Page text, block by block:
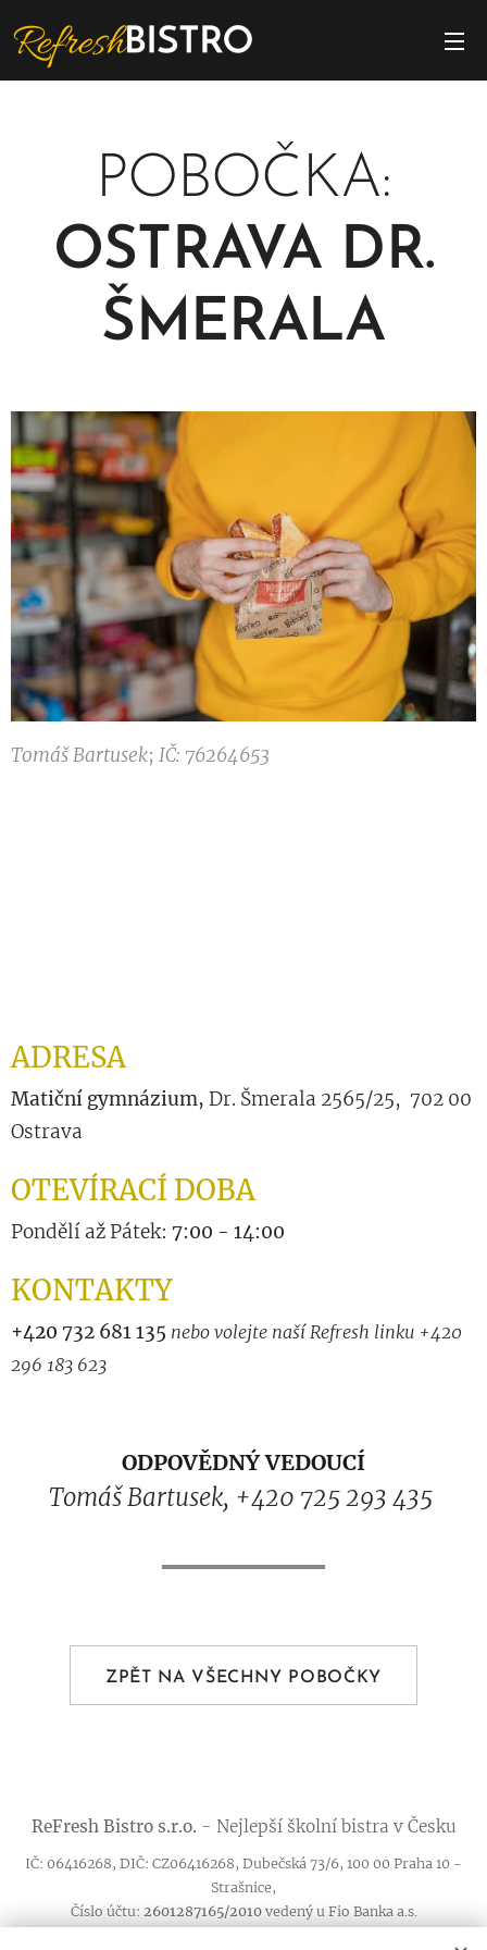
POBOČKA:
OSTRAVA DR.
ŠMERALA
Tomáš Bartusek; IČ: 76264653
ADRESA
Matiční gymnázium, Dr. Šmerala 2565/25, 702 00
Ostrava
OTEVÍRACÍ DOBA
Pondělí až Pátek: 7:00 - 14:00
KONTAKTY
+420 732 681 135 nebo volejte naší Refresh linku +420
296 183 623
ODPOVĚDNÝ VEDOUCÍ
Tomáš Bartusek, +420 725 293 435
ZPĚT NA VŠECHNY POBOČKY
ReFresh Bistros.r.o. - Nejlepší školní bistra v Česku
IČ: 06416268, DIČ: CZ06416268, Dubečská 73/6, 100 00 Praha 10 -
Strašnice,
Číslo účtu: 2601287165/2010 vedený u Fio Banka a.s.